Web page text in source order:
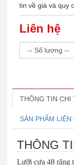
tin về giá và quy
Liên hệ
THÔNG TIN CHI
SẢN PHẨM LIÊN
THÔNG
Lưỡi cưa 48 răng